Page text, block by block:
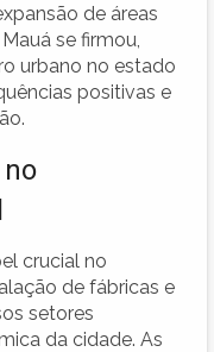
de áreas
se firmou,
urbano no estado
positivas e
crucial no
de fábricas e
setores
da cidade. As